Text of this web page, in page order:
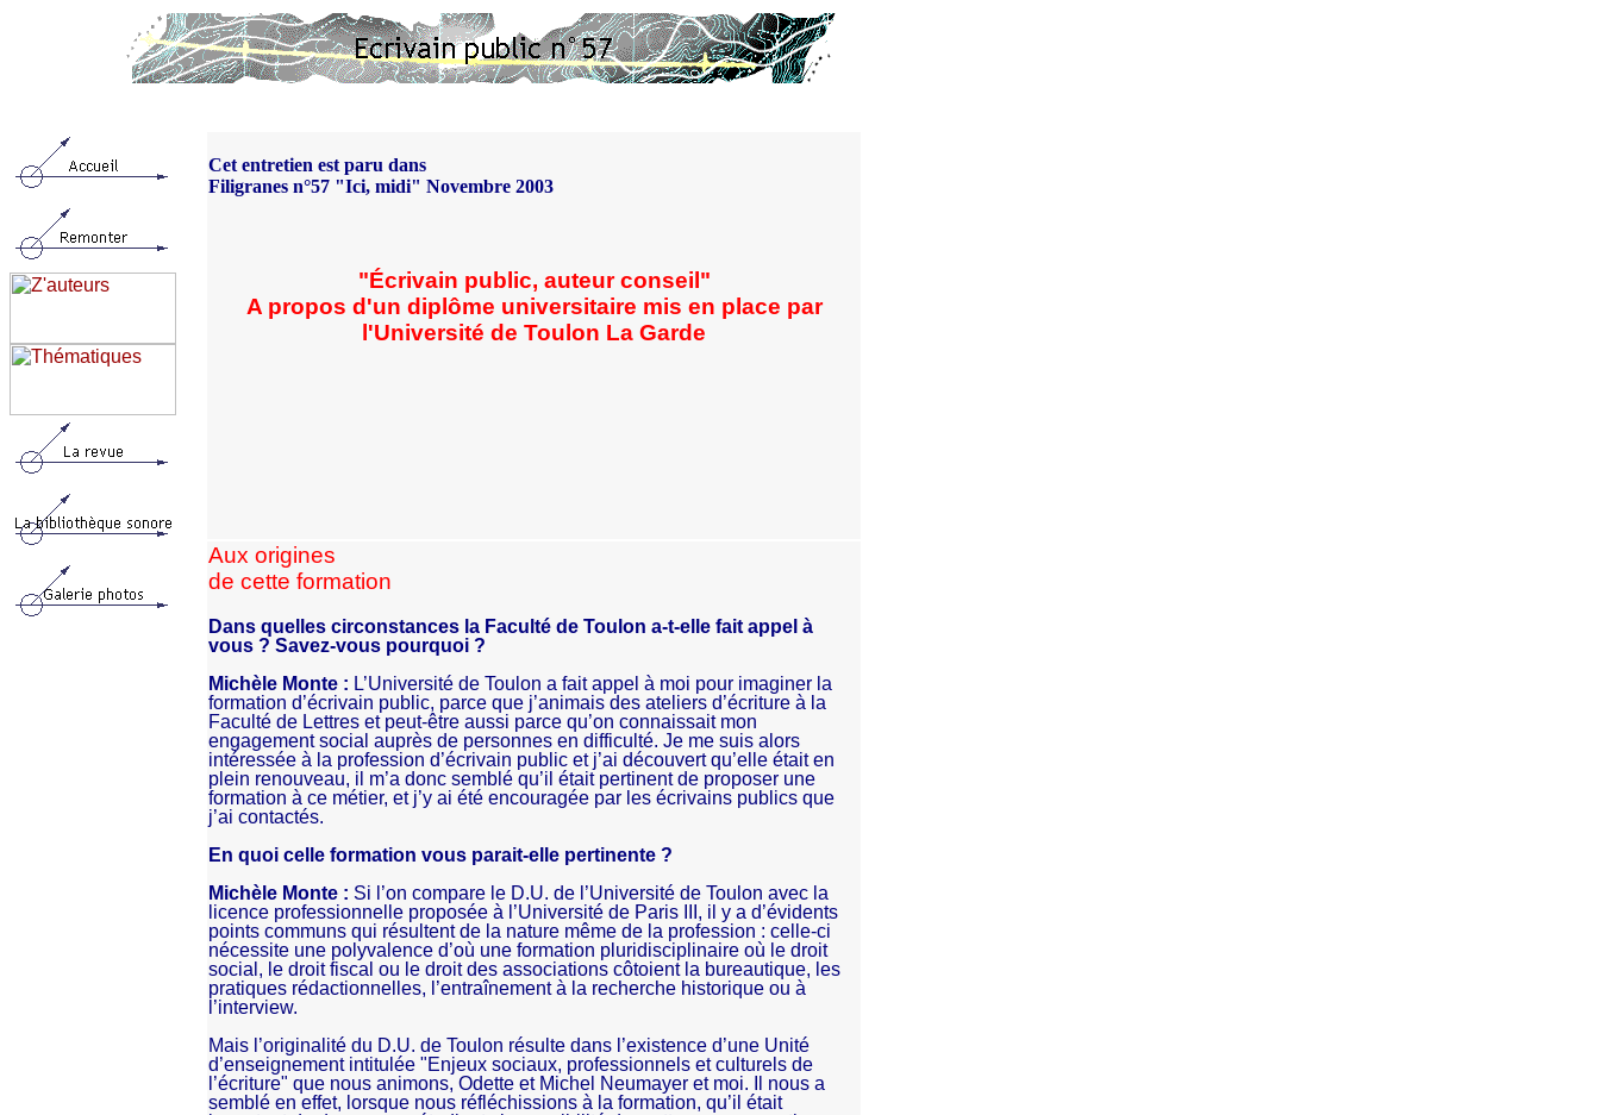
Cet entretien est paru dans
Filigranes n°57 "Ici, midi" Novembre 2003
"Écrivain public, auteur conseil"
A propos d'un diplôme universitaire mis en place par
l'Université de Toulon La Garde
Aux origines
de cette formation
Dans quelles circonstances la Faculté de Toulon a-t-elle fait appel à
vous ? Savez-vous pourquoi ?
Michèle Monte : L’Université de Toulon a fait appel à moi pour imaginer la
formation d’écrivain public, parce que j’animais des ateliers d’écriture à la
Faculté de Lettres et peut-être aussi parce qu’on connaissait mon
engagement social auprès de personnes en difficulté. Je me suis alors
intéressée à la profession d’écrivain public et j’ai découvert qu’elle était en
plein renouveau, il m’a donc semblé qu’il était pertinent de proposer une
formation à ce métier, et j’y ai été encouragée par les écrivains publics que
j’ai contactés.
En quoi celle formation vous parait-elle pertinente ?
Michèle Monte : Si l’on compare le D.U. de l’Université de Toulon avec la
licence professionnelle proposée à l’Université de Paris III, il y a d’évidents
points communs qui résultent de la nature même de la profession : celle-ci
nécessite une polyvalence d’où une formation pluridisciplinaire où le droit
social, le droit fiscal ou le droit des associations côtoient la bureautique, les
pratiques rédactionnelles, l’entraînement à la recherche historique ou à
l’interview.
Mais l’originalité du D.U. de Toulon résulte dans l’existence d’une Unité
d’enseignement intitulée "Enjeux sociaux, professionnels et culturels de
l’écriture" que nous animons, Odette et Michel Neumayer et moi. Il nous a
semblé en effet, lorsque nous réfléchissions à la formation, qu’il était